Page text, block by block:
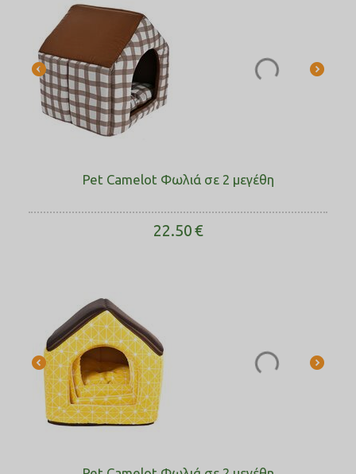
Pet Camelot Φωλιά σε 2 μεγέθη
22.50€